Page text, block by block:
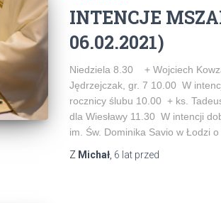
INTENCJE
06.02.2021)
Niedziela 8.30 + Wojciech
Jędrzejczak, gr. 7 10.00 W
rocznicy ślubu 10.00 + ks.
dla Wiesławy 11.30 W intencji
im. Św. Dominika Savio w Łodzi o
Z Michał 6 lat przed